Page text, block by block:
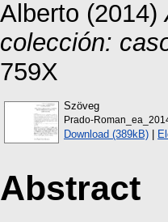
Alberto (2014)
colección:
759X
Szöveg
Prado-
Download (389kB) |
Abstract